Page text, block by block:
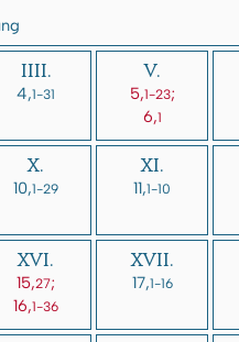
IIII.
4,1-31
V.
5,1-23;
6,1
X.
10,1-29
XI.
11,1-10
XVI.
15,27;
16,1-36
XVII.
17,1-16